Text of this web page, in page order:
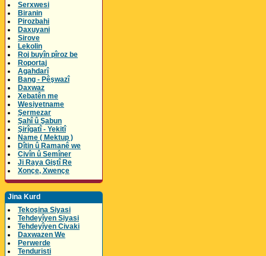
Serxwesi
Biranin
Pirozbahi
Daxuyani
Sirove
Lekolin
Roj buyîn pîroz be
Roportaj
Agahdarî
Bang - Pêşwazî
Daxwaz
Xebatên me
Wesiyetname
Şermezar
Şahî û Şabun
Şirîgatî - Yekitî
Name ( Mektup )
Dîtin û Ramanê we
Civîn û Semîner
Ji Raya Giştî Re
Xonçe, Xwençe
Jina Kurd
Tekoşina Siyasi
Tehdeyîyen Siyasi
Tehdeyîyen Civaki
Daxwazen We
Perwerde
Tenduristi